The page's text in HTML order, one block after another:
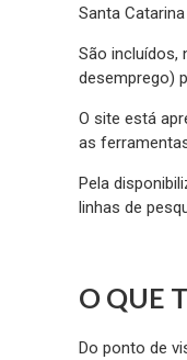
Santa
São incluídos,
desemprego)
O site está
as
Pela
linhas de
O QUE
Do ponto de